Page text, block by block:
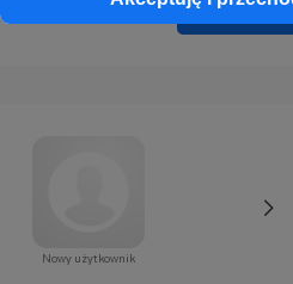
Cofnij
Nowy użytkownik